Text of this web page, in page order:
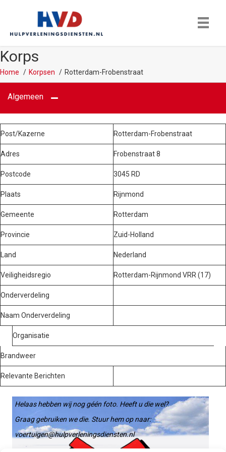
Korps
Home Korpsen Rotterdam-Frobenstraat
Algemeen
Post/Kazerne Rotterdam-Frobenstraat
Adres Frobenstraat 8
Postcode 3045 RD
Plaats Rijnmond
Gemeente Rotterdam
Provincie Zuid-Holland
Land Nederland
Veiligheidsregio Rotterdam-Rijnmond VRR (17)
Onderverdeling
Naam Onderverdeling
Organisatie
Brandweer
Relevante Berichten
Helaas hebben wij nog géén foto. Heeft u die wel?
Graag gebruiken we die. Stuur hem op naar:
voertuigen@hulpverleningsdiensten.nl